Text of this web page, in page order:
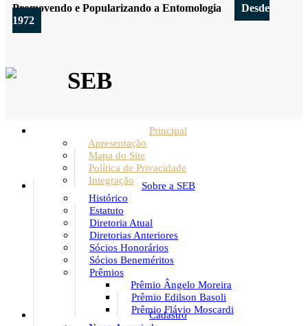
Promovendo e Popularizando a Entomologia
Desde
1972
SEB
Principal
Apresentação
Mapa do Site
Política de Privacidade
Integração
Sobre a SEB
Histórico
Estatuto
Diretoria Atual
Diretorias Anteriores
Sócios Honorários
Sócios Beneméritos
Prêmios
Prêmio Ângelo Moreira
Prêmio Edilson Basoli
Prêmio Flávio Moscardi
Cadastro